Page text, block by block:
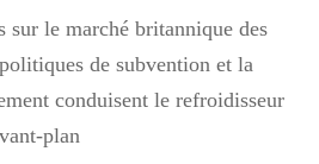
sur le marché britannique des
de subvention et la
conduisent le refroidisseur
plan